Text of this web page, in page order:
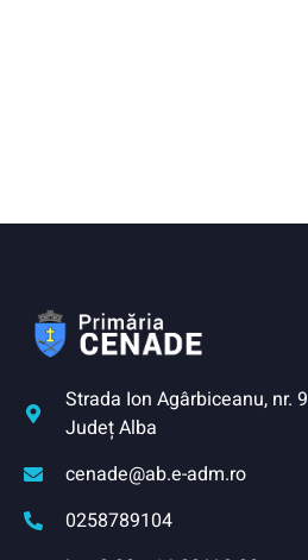
Strada Ion Agârbiceanu, nr. 9
Județ Alba
cenade@ab.e-adm.ro
0258789104